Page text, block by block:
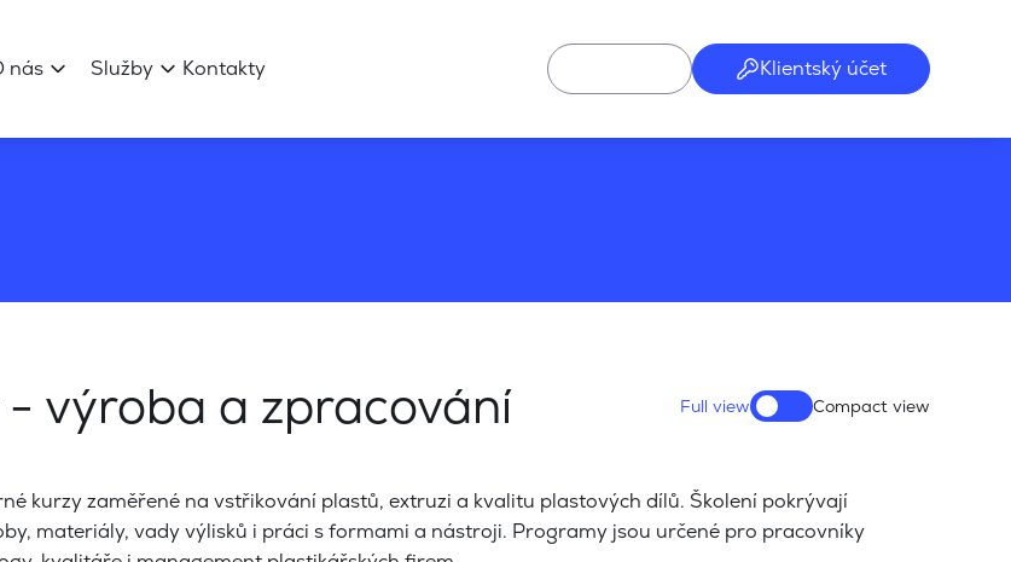
nás Služby Kontakty Klientský účet
výroba a zpracování
kurzy zaměřené na vstřikování plastů, extruzi a kvalitu plastových dílů. Školení pokrývají
materiály, vady výlisků i práci s formami a nástroji. Programy jsou určené pro pracovníky